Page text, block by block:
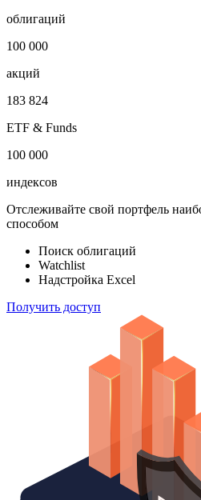
облигаций
100 000
акций
183 824
ETF & Funds
100 000
индексов
Отслеживайте свой портфель
способом
Поиск облигаций
Watchlist
Надстройка Excel
Получить доступ